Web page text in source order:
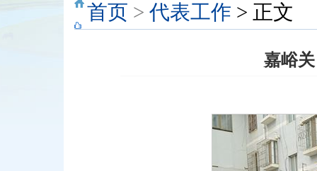
首页 > 代表工作 > 正文
嘉峪